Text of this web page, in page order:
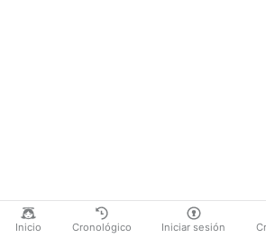
Inicio Cronológico Iniciar sesión